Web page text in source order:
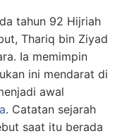
tahun 92 Hijriah
Thariq bin Ziyad
Ia memimpin
ini mendarat di
awal
. Catatan sejarah
saat itu berada